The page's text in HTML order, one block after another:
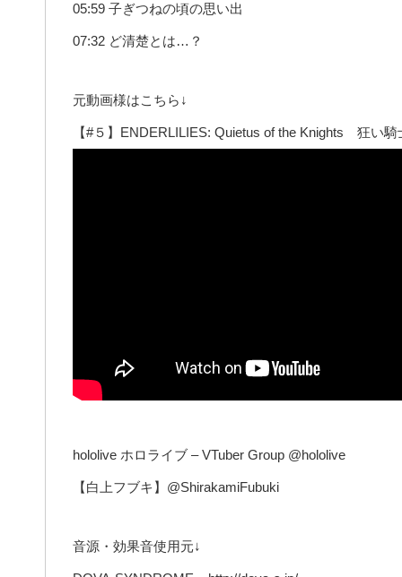
05:59 子ぎつねの頃の思い出
07:32 ど清楚とは…？
元動画様はこちら↓
【#５】ENDERLILIES: Quietus of the Knights 狂い
hololive ホロライブ – VTuber Group @hololive
【白上フブキ】@ShirakamiFubuki
音源・効果音使用元↓